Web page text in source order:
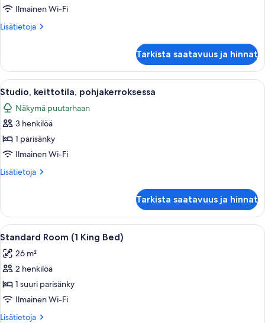
Ilmainen Wi-Fi
Lisätietoja
Lisätietoja
Tarkista saatavuus ja hinnat
Avaa
kaikki
huonetyypin
Studio,
keittotila,
pohjakerroksessa
kuvat
Hotellihuone, jossa on sänky,
5
Studio, keittotila, pohjakerroksessa
Näkymä puutarhaan
3 henkilöä
1 parisänky
Ilmainen Wi-Fi
Lisätietoja
Lisätietoja
pohjakerroksessa
Tarkista saatavuus ja hinnat
Avaa
kaikki
huonetyypin
Standard
Room
(1
King
Tallelokero huoneessa, työpöytä,
12
Standard Room (1 King Bed)
26 m²
2 henkilöä
1 suuri parisänky
Ilmainen Wi-Fi
Lisätietoja
Lisätietoja